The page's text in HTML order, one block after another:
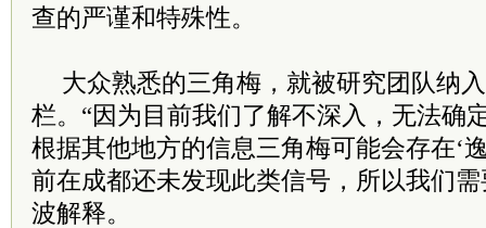
查的严谨和特殊性。
大众熟悉的三角梅，就被研究团队纳
栏。“因为目前我们了解不深入，无法确
根据其他地方的信息三角梅可能会存在‘
前在成都还未发现此类信号，所以我们
波解释。